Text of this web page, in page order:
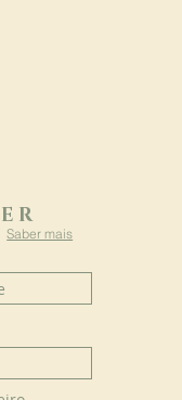
Saber mais